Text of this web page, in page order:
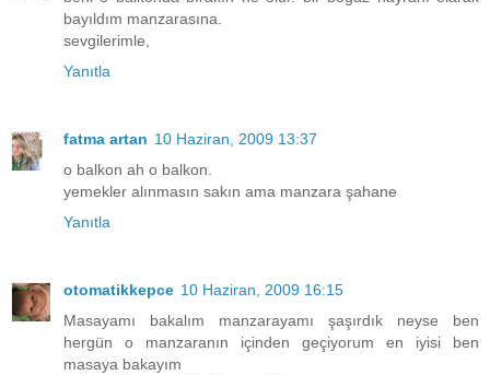
bayıldım manzarasına.
sevgilerimle,
Yanıtla
fatma artan 10 Haziran, 2009 13:37
o balkon ah o balkon.
yemekler alınmasın sakın ama manzara şahane
Yanıtla
otomatikkepce 10 Haziran, 2009 16:15
Masayamı bakalım manzarayamı şaşırdık neyse ben
hergün o manzaranın içinden geçiyorum en iyisi ben
masaya bakayım